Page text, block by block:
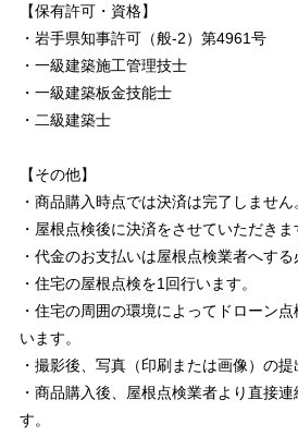
【保有許可・資格】
・岩手県知事許可（般-2）第4961号
・一級建築施工管理技士
・一級建築板金技能士
・二級建築士
【その他】
・商品購入時点では決済は完了しません
・屋根点検後に決済をさせていただきま
・代金のお支払いは屋根点検業者へする
・住宅の屋根点検を1回行います。
・住宅の周囲の環境によってドローン
います。
・撮影後、写真（印刷または画像）の提
・商品購入後、屋根点検業者より直接
す。